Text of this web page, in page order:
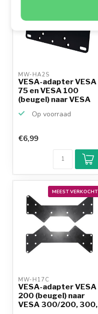
MW-HA2S
VESA-adapter VESA
75 en VESA 100
(beugel) naar VESA
Op voorraad
€6,99
MEEST VERKOCHT
MW-H17C
VESA-adapter VESA
200 (beugel) naar
VESA 300/200, 300,